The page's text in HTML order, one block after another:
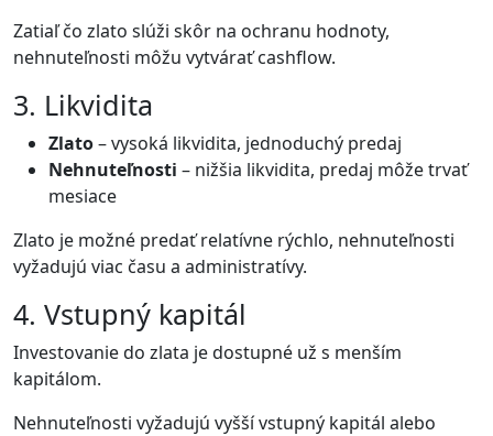
Zatiaľ čo zlato slúži skôr na ochranu hodnoty,
nehnuteľnosti môžu vytvárať cashflow.
3. Likvidita
Zlato– vysoká likvidita, jednoduchý predaj
Nehnuteľnosti – nižšia likvidita, predaj môže trvať
mesiace
Zlato je možné predať relatívne rýchlo, nehnuteľnosti
vyžadujú viac času a administratívy.
4. Vstupný kapitál
Investovanie do zlata je dostupné už s menším
kapitálom.
Nehnuteľnosti vyžadujú vyšší vstupný kapitál alebo